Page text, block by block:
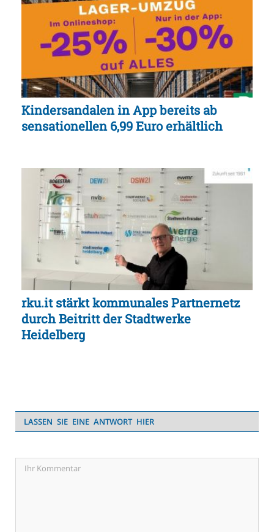
Kindersandalen in App bereits ab
sensationellen 6,99 Euro erhältlich
rku.it stärkt kommunales Partnernetz
durch Beitritt der Stadtwerke
Heidelberg
LASSEN SIE EINE ANTWORT HIER